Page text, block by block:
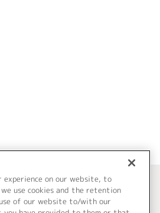
experience on our website, to
use cookies and the retention
of our website to/with our